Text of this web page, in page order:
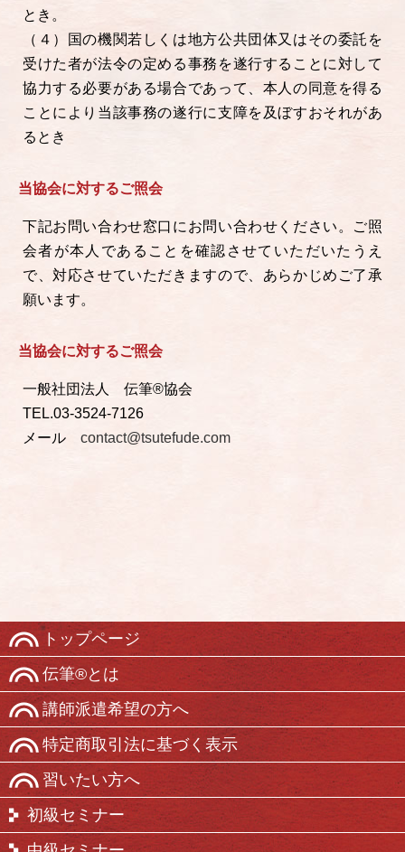
とき。
（４）国の機関若しくは地方公共団体又はその委託を
受けた者が法令の定める事務を遂行することに対して
協力する必要がある場合であって、本人の同意を得る
ことにより当該事務の遂行に支障を及ぼすおそれがあ
るとき
当協会に対するご照会
下記お問い合わせ窓口にお問い合わせください。ご照
会者が本人であることを確認させていただいたうえ
で、対応させていただきますので、あらかじめご了承
願います。
当協会に対するご照会
一般社団法人 伝筆®協会
TEL.03-3524-7126
メール contact@tsutefude.com
トップページ
伝筆®とは
講師派遣希望の方へ
特定商取引法に基づく表示
習いたい方へ
初級セミナー